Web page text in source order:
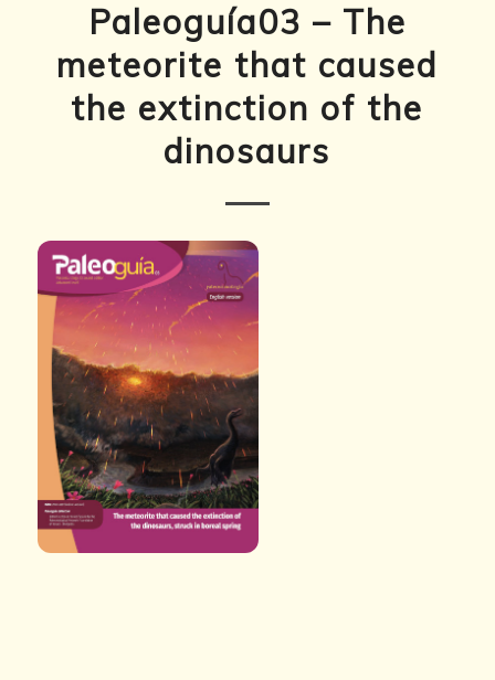
Paleoguía03 – The
meteorite that caused
the extinction of the
dinosaurs